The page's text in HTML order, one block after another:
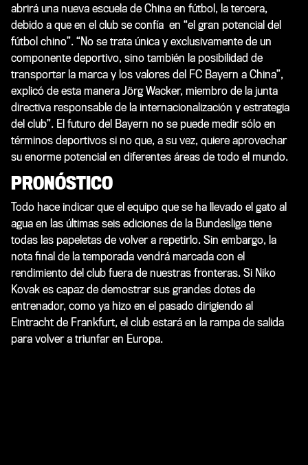
abrirá una nueva escuela de China en fútbol, la tercera,
debido a que en el club se confía en “el gran potencial del
fútbol chino”. “No se trata única y exclusivamente de un
componente deportivo, sino también la posibilidad de
transportar la marca y los valores del FC Bayern a China”,
explicó de esta manera Jörg Wacker, miembro de la junta
directiva responsable de la internacionalización y estrategia
del club”. El futuro del Bayern no se puede medir sólo en
términos deportivos si no que, a su vez, quiere aprovechar
su enorme potencial en diferentes áreas de todo el mundo.
PRONÓSTICO
Todo hace indicar que el equipo que se ha llevado el gato al
agua en las últimas seis ediciones de la Bundesliga tiene
todas las papeletas de volver a repetirlo. Sin embargo, la
nota final de la temporada vendrá marcada con el
rendimiento del club fuera de nuestras fronteras. Si Niko
Kovak es capaz de demostrar sus grandes dotes de
entrenador, como ya hizo en el pasado dirigiendo al
Eintracht de Frankfurt, el club estará en la rampa de salida
para volver a triunfar en Europa.